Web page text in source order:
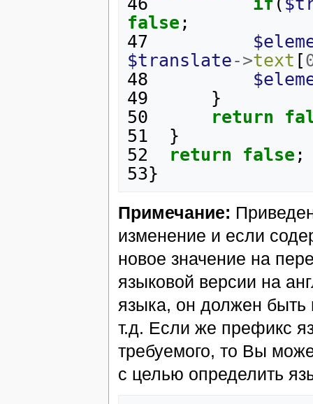
false ;
47
$translate->text [
48
49
}
50
return
51
}
52
return false ;
53}
Примечание:
изменение и если
новое значение на
языковой версии на
языка, он должен
т.д. Если же префикс
требуемого, то Вы
с целью определить